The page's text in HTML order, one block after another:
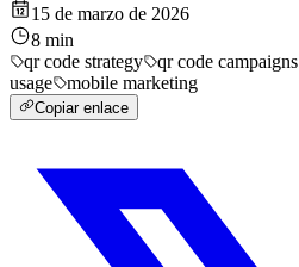
15 de marzo de 2026
8 min
qr code strategy
qr code campaigns
usage
mobile marketing
Copiar enlace